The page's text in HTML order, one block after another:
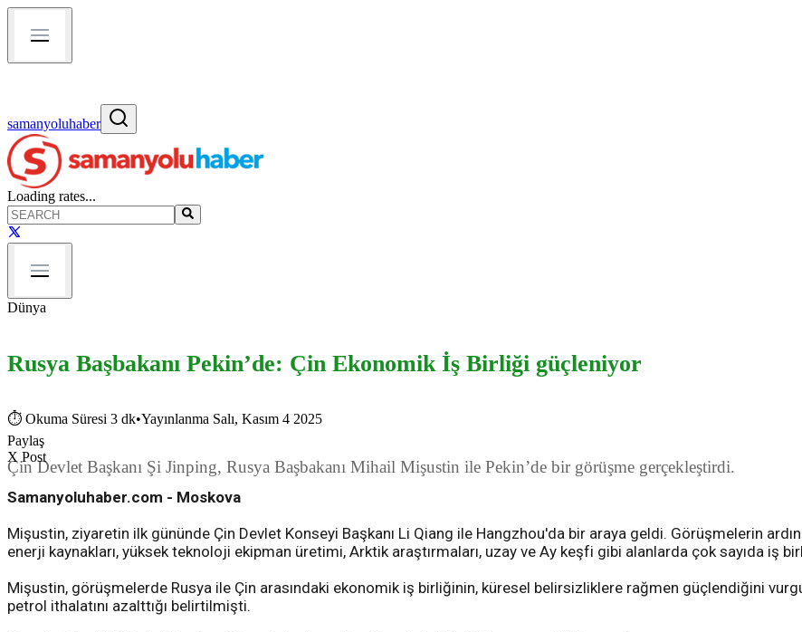
samanyoluhaber
Loading rates...
Dünya
Rusya Başbakanı Pekin’de: Çin Ekonomik İş Birliği güçleniyor
⏱ Okuma Süresi 3 dk•Yayınlanma Salı, Kasım 4 2025
Paylaş
X Post
Çin Devlet Başkanı Şi Jinping, Rusya Başbakanı Mihail Mişustin ile Pekin’de bir görüşme gerçekleştirdi.
Samanyoluhaber.com - Moskova
Mişustin, ziyaretin ilk gününde Çin Devlet Konseyi Başkanı Li Qiang ile Hangzhou'da bir araya geldi. Görüşmelerin
enerji kaynakları, yüksek teknoloji ekipman üretimi, Arktik araştırmaları, uzay ve Ay keşfi gibi alanlarda çok sayıda iş
Mişustin, görüşmelerde Rusya ile Çin arasındaki ekonomik iş birliğinin, küresel belirsizliklere rağmen güçlendiğini
petrol ithalatını azalttığı belirtilmişti.